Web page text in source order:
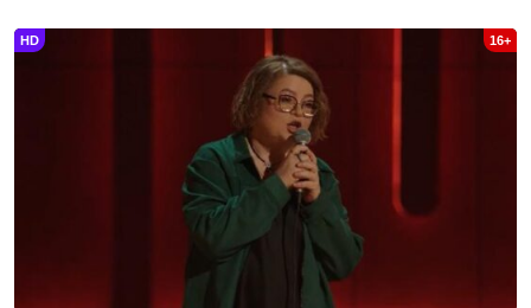
HD 16+